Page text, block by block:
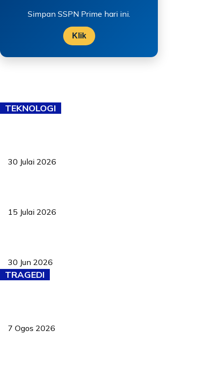
Simpan SSPN Prime hari ini.
Klik
TEKNOLOGI
30 Julai 2026
15 Julai 2026
30 Jun 2026
TRAGEDI
7 Ogos 2026